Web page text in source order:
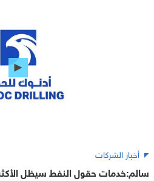
أخبار الشركات
سالم:خدمات حقول النفط سيظل